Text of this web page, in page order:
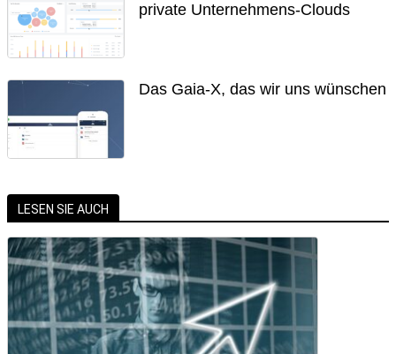
private Unternehmens-Clouds
Das Gaia-X, das wir uns wünschen
LESEN SIE AUCH